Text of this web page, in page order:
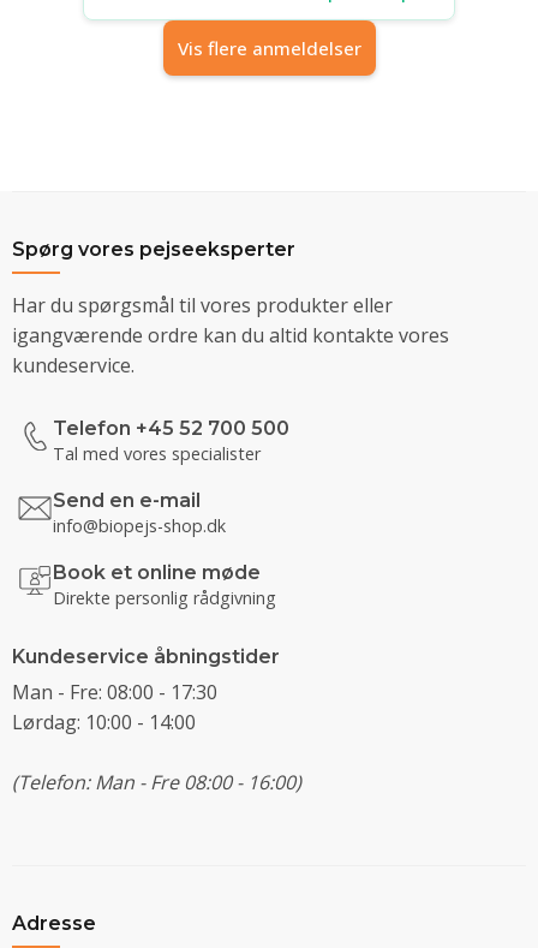
Vis flere anmeldelser
Spørg vores pejseeksperter
Har du spørgsmål til vores produkter eller
igangværende ordre kan du altid kontakte vores
kundeservice.
Telefon +45 52 700 500
Tal med vores specialister
Send en e-mail
info@biopejs-shop.dk
Book et online møde
Direkte personlig rådgivning
Kundeservice åbningstider
Man - Fre: 08:00 - 17:30
Lørdag: 10:00 - 14:00
(Telefon: Man - Fre 08:00 - 16:00)
Adresse